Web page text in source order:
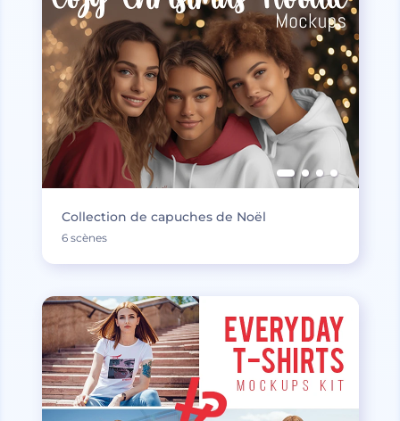
Collection de capuches de Noël
6 scènes